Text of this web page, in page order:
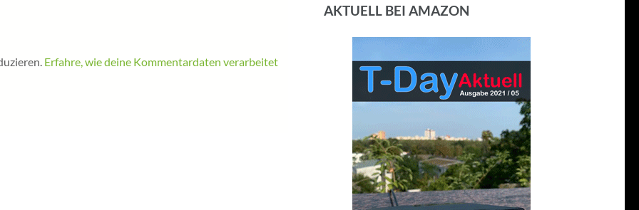
Erfahre, wie deine Kommentardaten verarbeitet
AKTUELL BEI AMAZON